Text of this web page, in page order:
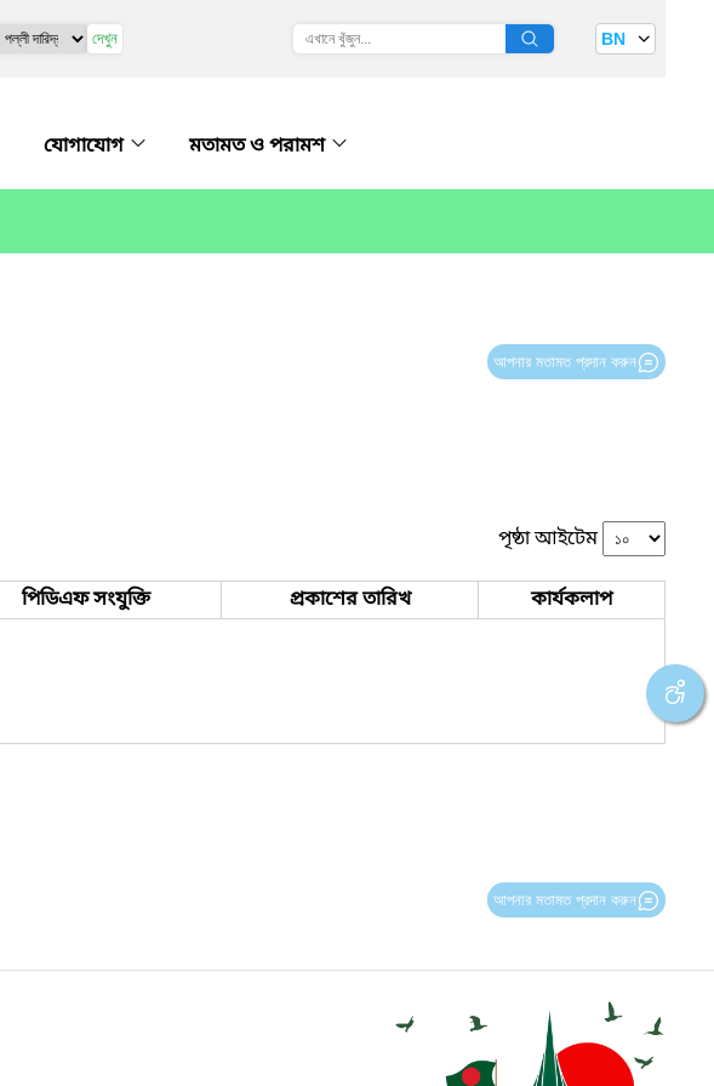
দেখুন BN
যোগাযোগ মতামত ও পরামশ
আপনার মতামত প্রদান করুন
পৃষ্ঠা আইটেম
পিডিএফ সংযুক্তি প্রকাশের তারিখ কার্যকলাপ
আপনার মতামত প্রদান করুন